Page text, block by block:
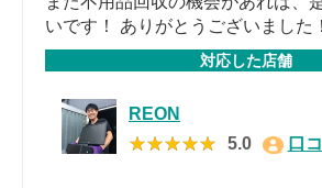
いです！ ありがとうございました！
対応した店舗
REON
★★★★★
★★★★★ 5.0 口